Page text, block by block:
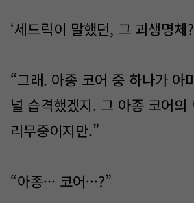
‘세드릭이 말했던, 그 괴생명체
“그래. 아종 코어 중 하나가 아
널 습격했겠지. 그 아종 코어의
리무중이지만.”
“아종··· 코어···?”